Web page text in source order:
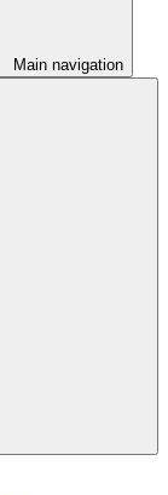
Main navigation